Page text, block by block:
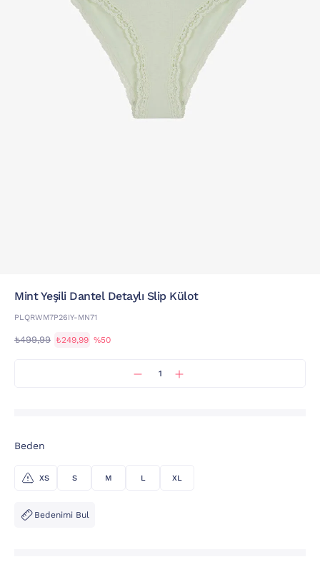
Mint Yeşili Dantel Detaylı Slip Külot
PLQRWM7P26IY-MN71
₺499,99 ₺249,99 %50
Beden
XS S M L XL
Bedenimi Bul